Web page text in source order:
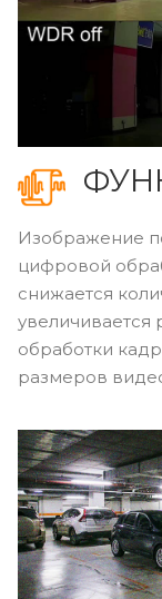
Изображение
цифровой
снижается
увеличивается
обработки
размеров